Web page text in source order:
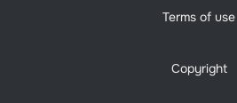
Terms of use
Copyright